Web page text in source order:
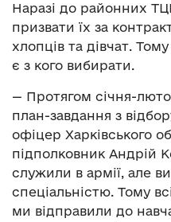
Наразі до районних
призвати їх за
хлопців та дівчат.
є з кого вибирати.
— Протягом січня-
план-завдання з
офіцер Харківського
підполковник Андрій
служили в армії, але
спеціальністю. Тому
ми відправили до